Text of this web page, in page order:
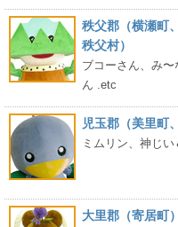
秩父郡（横瀬町
秩父村）
ブコーさん、み
ん .etc
児玉郡（美里町
ミムリン、神じ
大里郡（寄居町）